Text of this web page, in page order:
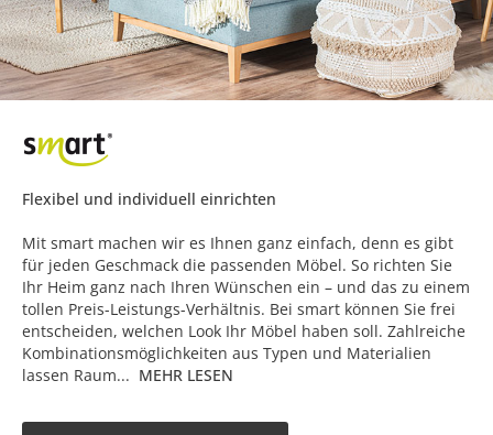
Flexibel und individuell einrichten
Mit smart machen wir es Ihnen ganz einfach, denn es gibt
für jeden Geschmack die passenden Möbel. So richten Sie
Ihr Heim ganz nach Ihren Wünschen ein – und das zu einem
tollen Preis-Leistungs-Verhältnis. Bei smart können Sie frei
entscheiden, welchen Look Ihr Möbel haben soll. Zahlreiche
Kombinationsmöglichkeiten aus Typen und Materialien
lassen Raum... MEHR LESEN